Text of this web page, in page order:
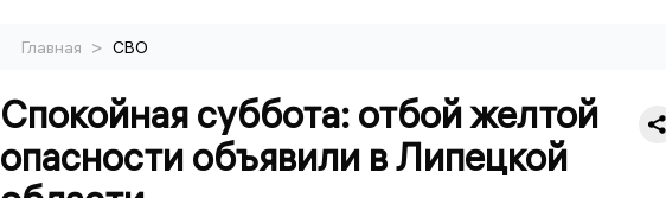
Главная > СВО
Спокойная суббота: отбой желтой
опасности объявили в Липецкой